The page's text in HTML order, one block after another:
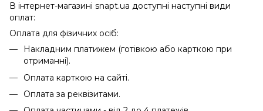
В інтернет-магазині snapt.ua доступні наступні види
оплат:
Оплата для фізичних осіб:
Накладним платижем (готівкою або карткою при
отриманні).
Оплата карткою на сайті.
Оплата за реквізитами.